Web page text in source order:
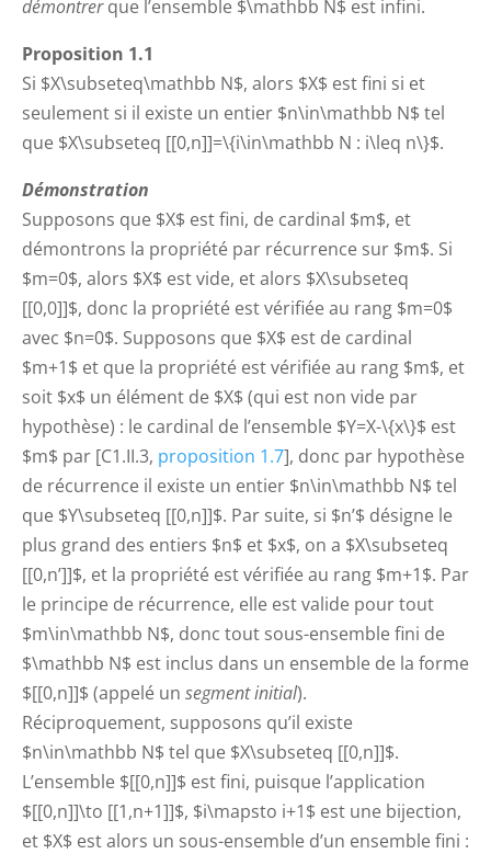
démontrerque l’ensemble $\mathbb N$ est infini.
Proposition 1.1
Si $X\subseteq\mathbb N$, alors $X$ est fini si et
seulement si il existe un entier $n\in\mathbb N$ tel
que $X\subseteq [[0,n]]=\{i\in\mathbb N : i\leq n\}$.
Démonstration
Supposons que $X$ est fini, de cardinal $m$, et
démontrons la propriété par récurrence sur $m$. Si
$m=0$, alors $X$ est vide, et alors $X\subseteq
[[0,0]]$, donc la propriété est vérifiée au rang $m=0$
avec $n=0$. Supposons que $X$ est de cardinal
$m+1$ et que la propriété est vérifiée au rang $m$, et
soit $x$ un élément de $X$ (qui est non vide par
hypothèse) : le cardinal de l’ensemble $Y=X-\{x\}$ est
$m$ par [C1.II.3, proposition 1.7], donc par hypothèse
de récurrence il existe un entier $n\in\mathbb N$ tel
que $Y\subseteq [[0,n]]$. Par suite, si $n’$ désigne le
plus grand des entiers $n$ et $x$, on a $X\subseteq
[[0,n’]]$, et la propriété est vérifiée au rang $m+1$. Par
le principe de récurrence, elle est valide pour tout
$m\in\mathbb N$, donc tout sous-ensemble fini de
$\mathbb N$ est inclus dans un ensemble de la forme
$[[0,n]]$ (appelé un segment initial).
Réciproquement, supposons qu’il existe
$n\in\mathbb N$ tel que $X\subseteq [[0,n]]$.
L’ensemble $[[0,n]]$ est fini, puisque l’application
$[[0,n]]\to [[1,n+1]]$, $i\mapsto i+1$ est une bijection,
et $X$ est alors un sous-ensemble d’un ensemble fini :